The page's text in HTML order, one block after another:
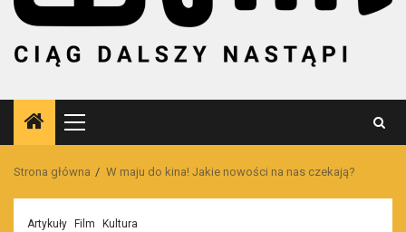
Menu
główne
Strona główna W maju do kina! Jakie nowości na nas czekają?
Artykuły Film Kultura